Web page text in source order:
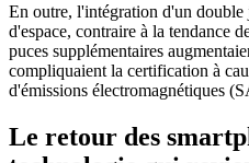
En outre, l'intégration d'un double
d'espace, contraire à la tendance
puces supplémentaires
compliquaient la certification à
d'émissions électromagnétiques
Le retour des